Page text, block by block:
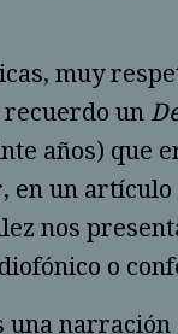
muy
recuerdo un
años) que
un
nos
o
una